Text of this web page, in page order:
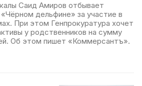
Саид Амиров отбывает
дельфине» за участие в
При этом Генпрокуратура хочет
у родственников на сумму
Об этом пишет «Коммерсантъ».